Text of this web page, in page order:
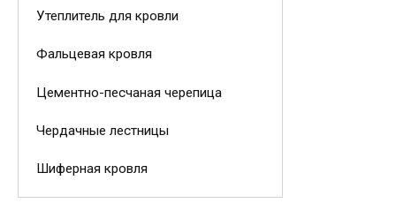
Утеплитель для кровли
Фальцевая кровля
Цементно-песчаная черепица
Чердачные лестницы
Шиферная кровля